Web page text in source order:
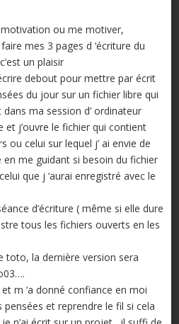
ou me motiver,
mes 3 pages d ‘écriture du
un plaisir
debout pour mettre par écrit
du jour sur un fichier libre qui
ma session d’ ordinateur
et j’ouvre le fichier qui contient
ou celui sur lequel j’ ai envie de
en me guidant si besoin du fichier
que j ‘aurai enregistré avec le
d’écriture ( même si elle dure
tous les fichiers ouverts en les
toto, la dernière version sera
m ‘a donné confiance en moi
et reprendre le fil si cela